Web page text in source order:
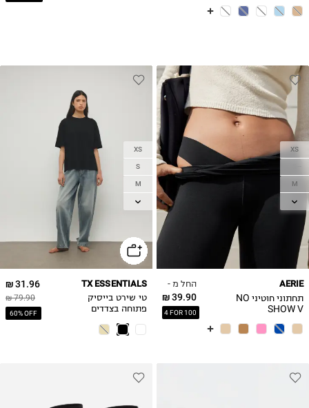
XS
M
L
החל מ -
39.90 ₪
4 FOR 100
AERIE
תחתוני חוטיני NO
SHOW V
XS
S
M
L
31.96 ₪
79.90 ₪
60% OFF
TX ESSENTIALS
טי שירט בייסיק
פתוחה בצדדים